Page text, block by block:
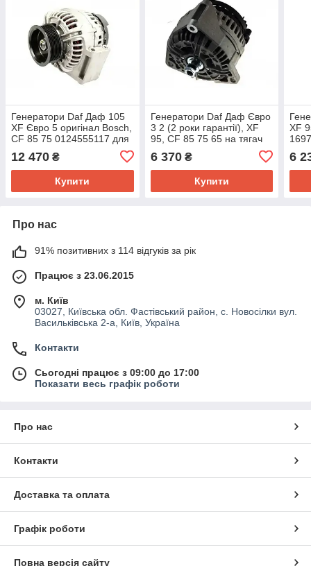
Генератори Daf Даф 105
XF Євро 5 оригінал Bosch,
CF 85 75 0124555117 для
вантажних автомобілів на
тягач
12 470 ₴
Купити
Генератори Daf Даф Євро
3 2 (2 роки гарантії), XF
95, CF 85 75 65 на тягач
вантажівка для вантажних
автомобілів
6 370₴
Купити
XF
6
Про нас
91% позитивних з 114 відгуків за рік
Працює з 23.06.2015
м. Київ
03027, Київська обл. Фастівський район, с. Новосілки вул.
Васильківська 2-а, Київ, Україна
Контакти
Сьогодні працює з 09:00 до 17:00
Показати весь графік роботи
Про нас
Контакти
Доставка та оплата
Графік роботи
Повна версія сайту